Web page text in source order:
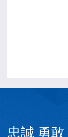
忠誠 勇敢